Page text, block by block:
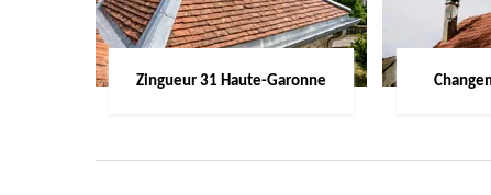
Zingueur 31 Haute-Garonne